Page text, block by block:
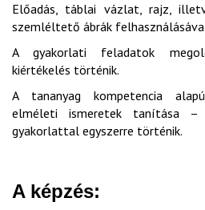
Előadás, táblai vázlat, rajz,
szemléltető ábrák
A gyakorlati feladatok
kiértékelés történik.
A tananyag kompetencia
elméleti ismeretek tanítása
gyakorlattal egyszerre történik.
A képzés: